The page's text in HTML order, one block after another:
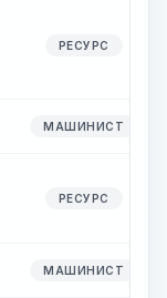
РЕСУРС
МАШИНИСТ
РЕСУРС
МАШИНИСТ